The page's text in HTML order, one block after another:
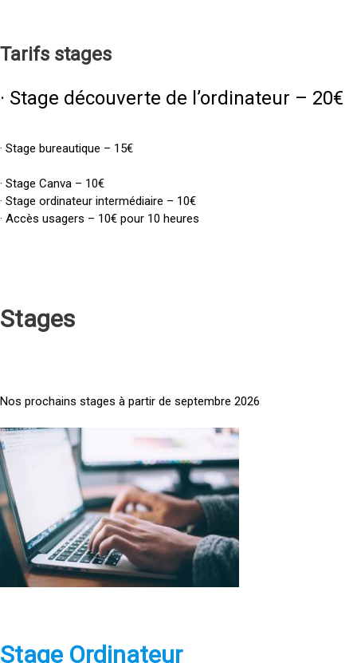
Tarifs stages
· Stage découverte de l’ordinateur – 20€
· Stage bureautique – 15€
· Stage Canva – 10€
· Stage ordinateur intermédiaire – 10€
· Accès usagers – 10€ pour 10 heures
Stages
Nos prochains stages à partir de septembre 2026
<
a
h
e
f
pStage Ordinateur